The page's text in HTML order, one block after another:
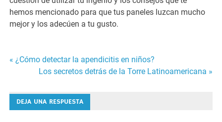
hemos mencionado para que tus paneles luzcan mucho
mejor y los adecúen a tu gusto.
Navegación
de
entradas
« ¿Cómo detectar la apendicitis en niños?
Los secretos detrás de la Torre Latinoamericana »
DEJA UNA RESPUESTA